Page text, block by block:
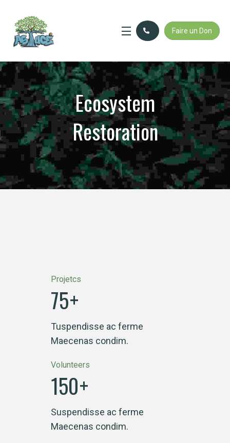
Faire un Don
Ecosystem
Restoration
Projetcs
75+
Tuspendisse ac ferme
Maecenas condim.
Volunteers
150+
Suspendisse ac ferme
Maecenas condim.